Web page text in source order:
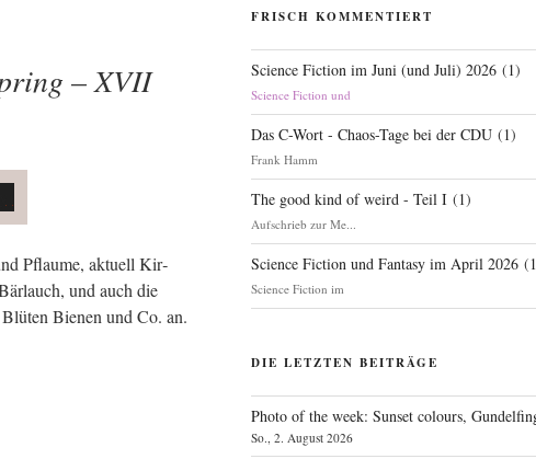
– XVII
Pflau­me, aktu­ell Kir­
und auch die
Bie­nen und Co. an.
FRISCH KOMMENTIERT
Science Fiction im Juni (und Juli) 2026 (1)
Science Fiction und
Das C-Wort - Chaos-Tage bei der CDU (1)
Frank Hamm
The good kind of weird - Teil I (1)
Aufschrieb zur Me...
Science Fiction und Fantasy im April 2026 (
Science Fiction im
DIE LETZTEN BEITRÄGE
Photo of the week: Sunset colours,
So., 2. August 2026